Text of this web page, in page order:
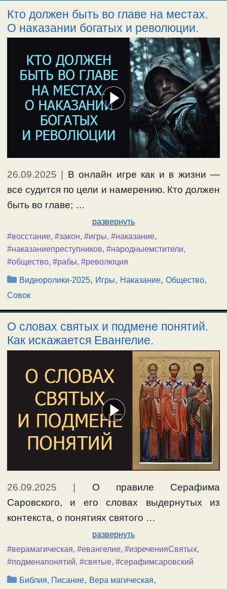
Кто должен быть во главе на местах.
О наказании богатых и революции.
26.09.2025
В онлайн игре как и в жизни —
все судится по цели и намерению. Кто должен
быть во главе; …
развернуть
#восстание, #закон, #игры, #наказание,
#наказаниепреступников, #народныемстители,
#общество, #рабы, #революция
Рубрики
Видеоролики-2025, Игры, Наказание,Общество,
Совок
О словах святых и подмене понятий.
Как искажается Евангелие.
26.09.2025
О правиле Серафима
Саровского, и его словах выдернутых из
контекста, о понятиях святого …
развернуть
#верамагическая, #евангелие, #изреченияСвятых,
#подменапонятий, #святые, #серафимсаровский
Рубрики
Библия, Писание, Вера магическая,